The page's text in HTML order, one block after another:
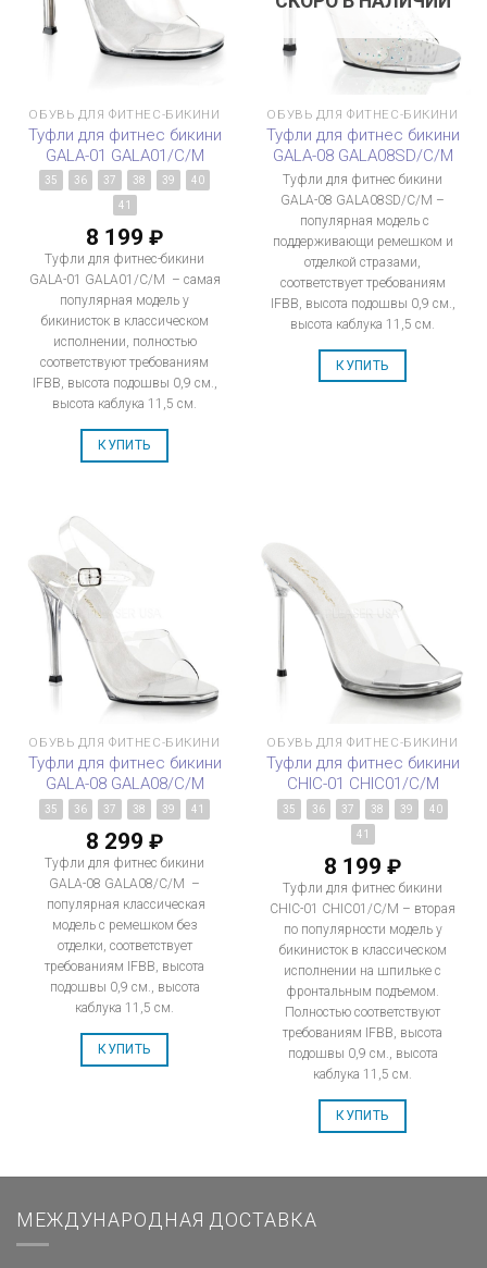
ОБУВЬ ДЛЯ ФИТНЕС-БИКИНИ
Туфли для фитнес бикини
GALA-01 GALA01/C/M
35 36 37 38 39 40
41
8 199 ₽
Туфли для фитнес-бикини
GALA-01 GALA01/C/M – самая
популярная модель у
бикинисток в классическом
исполнении, полностью
соответствуют требованиям
IFBB, высота подошвы 0,9 см.,
высота каблука 11,5 см.
КУПИТЬ
ОБУВЬ ДЛЯ ФИТНЕС-БИКИНИ
Туфли для фитнес бикини
GALA-08 GALA08SD/C/M
Туфли для фитнес бикини
GALA-08 GALA08SD/C/M –
популярная модель с
поддерживающи ремешком и
отделкой стразами,
соответствует требованиям
IFBB, высота подошвы 0,9 см.,
высота каблука 11,5 см.
КУПИТЬ
ОБУВЬ ДЛЯ ФИТНЕС-БИКИНИ
Туфли для фитнес бикини
GALA-08 GALA08/C/M
35 36 37 38 39 41
8 299 ₽
Туфли для фитнес бикини
GALA-08 GALA08/C/M –
популярная классическая
модель с ремешком без
отделки, соответствует
требованиям IFBB, высота
подошвы 0,9 см., высота
каблука 11,5 см.
КУПИТЬ
ОБУВЬ ДЛЯ ФИТНЕС-БИКИНИ
Туфли для фитнес бикини
CHIC-01 CHIC01/C/M
35 36 37 38 39 40
41
8 199 ₽
Туфли для фитнес бикини
CHIC-01 CHIC01/C/M – вторая
по популярности модель у
бикинисток в классическом
исполнении на шпильке с
фронтальным подъемом.
Полностью соответствуют
требованиям IFBB, высота
подошвы 0,9 см., высота
каблука 11,5 см.
КУПИТЬ
МЕЖДУНАРОДНАЯ ДОСТАВКА